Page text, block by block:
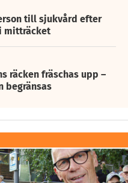
till sjukvård efter
mitträcket
räcken fräschas upp –
begränsas